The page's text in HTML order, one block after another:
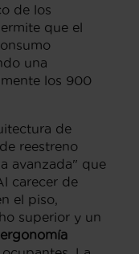
de los
que el
una
los 900
de
reestreno
avanzada" que
carecer de
el piso,
superior y un
ergonomía